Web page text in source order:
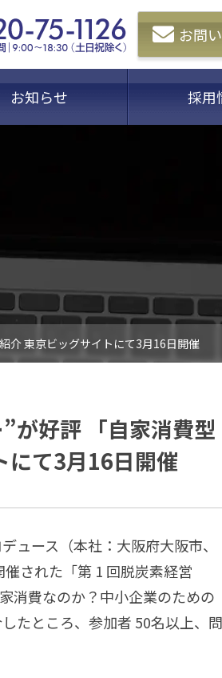
お問
お知らせ 採用
介 東京ビッグサイトにて3月16日開催
が好評 「自家消費型
にて3月16日開催
ュース（本社：大阪府大阪市、
された「第 1 回脱炭素経営
消費なのか？中小企業のための
たところ、参加者 50名以上、問